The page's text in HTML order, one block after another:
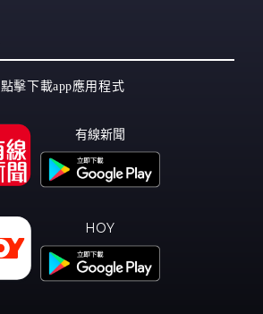
點擊下載app應用程式
有線新聞
HOY